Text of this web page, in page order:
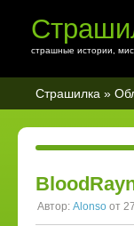
страшные истории,
Страшилка »
Автор: Alonso от